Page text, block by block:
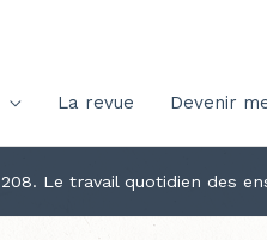
La revue Devenir
208. Le travail quotidien des